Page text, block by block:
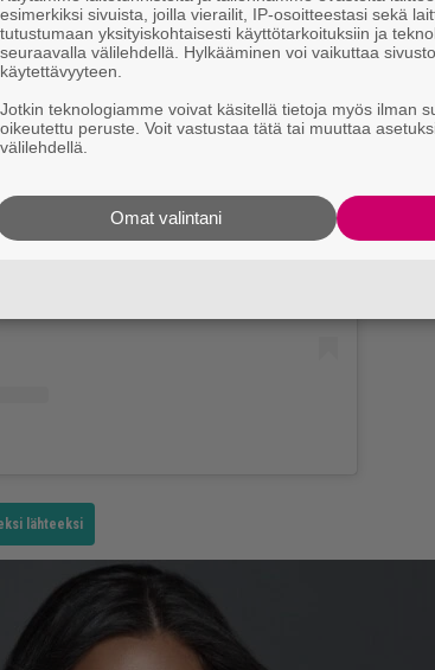
post on Instagram
lähteeksi
esimerkiksi sivuista, joilla vierailit, IP-osoitteestasi sekä
tutustumaan yksityiskohtaisesti käyttötarkoituksiin ja
seuraavalla välilehdellä. Hylkääminen voi vaikuttaa
käytettävyyteen.
Jotkin teknologiamme voivat käsitellä tietoja myös ilman
oikeutettu peruste. Voit vastustaa tätä tai muuttaa
välilehdellä.
Omat valintani